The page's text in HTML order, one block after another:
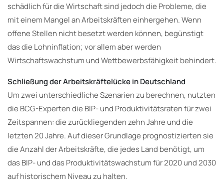
schädlich für die Wirtschaft sind jedoch die Probleme, die
mit einem Mangel an Arbeitskräften einhergehen. Wenn
offene Stellen nicht besetzt werden können, begünstigt
das die Lohninflation; vor allem aber werden
Wirtschaftswachstum und Wettbewerbsfähigkeit behindert.
Schließung der Arbeitskräftelücke in Deutschland
Um zwei unterschiedliche Szenarien zu berechnen, nutzten
die BCG-Experten die BIP- und Produktivitätsraten für zwei
Zeitspannen: die zurückliegenden zehn Jahre und die
letzten 20 Jahre. Auf dieser Grundlage prognostizierten sie
die Anzahl der Arbeitskräfte, die jedes Land benötigt, um
das BIP- und das Produktivitätswachstum für 2020 und 2030
auf historischem Niveau zu halten.